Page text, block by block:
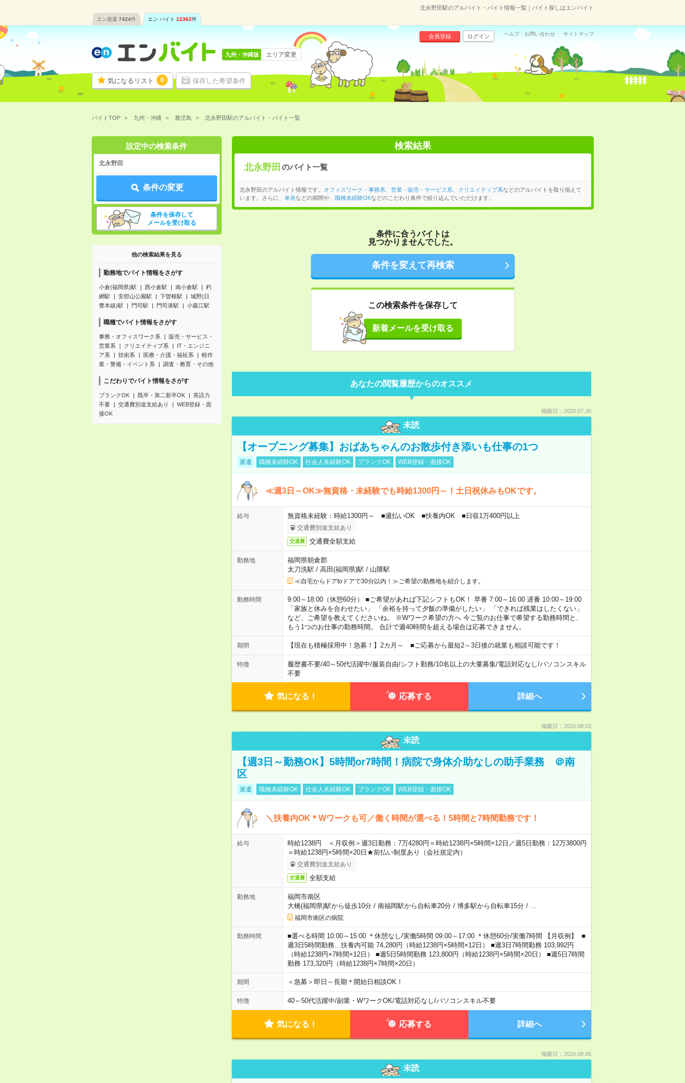
北永野田駅のアルバイト・バイト情報一覧｜バイト探しはエンバイト
エン派遣 7424件 エン バイト 12362件
気になるリスト 0 保存した希望条件
会員登録 ログイン ヘルプ・お問い合わせ サイトマップ
九州・沖縄版 エリア変更
バイトTOP 九州・沖縄 鹿児島 北永野田駅のアルバイト・バイト一覧
設定中の検索条件
北永野田
条件の変更
条件を保存して
メールを受け取る
他の検索結果を見る
勤務地でバイト情報をさがす
小倉(福岡県)駅 西小倉駅 南小倉駅
朽
網駅
安部山公園駅 下曽根駅
城野(日
豊本線)駅
門司駅 門司港駅 小森江駅
職種でバイト情報をさがす
事務・オフィスワーク系
販売・サービス・
営業系
クリエイティブ系
IT・エンジニ
ア系
技術系 医療・介護・福祉系
軽作
業・警備・イベント系
調査・教育・その他
こだわりでバイト情報をさがす
ブランクOK 既卒・第二新卒OK
英語力
不要
交通費別途支給あり
WEB登録・面
接OK
検索結果
北永野田 のバイト一覧
北永野田のアルバイト情報です。 オフィスワーク・事務系 営業・販売・サービス系 クリエイティブ系などのアルバイトを取り揃えて
います。さらに、
単発などの期間や、 職種未経験OKなどのこだわり条件で絞り込んでいただけます。
条件に合うバイトは
見つかりませんでした。
条件を変えて再検索
この検索条件を保存して
新着メールを受け取る
あなたの閲覧履歴からのオススメ
掲載日：2026.07.30
未読
【オープニング募集】おばあちゃんのお散歩付き添いも仕事の1つ
派遣 職種未経験OK 社会人未経験OK ブランクOK WEB登録・面接OK
≪週3日～OK≫無資格・未経験でも時給1300円～！土日祝休みもOKです。
給与 無資格未経験：時給1300円～ ■週払いOK ■扶養内OK ■日収1万400円以上
交通費別途支給あり
交通費 交通費全額支給
勤務地
福岡県朝倉郡
太刀洗駅 / 高田(福岡県)駅 / 山隈駅
≪自宅からドアtoドアで30分以内！≫ご希望の勤務地を紹介します。
勤務時間
9:00～18:00（休憩60分） ■ご希望があれば下記シフトもOK！ 早番 7:00～16:00 遅番 10:00～19:00
「家族と休みを合わせたい」 「余裕を持って夕飯の準備がしたい」 「できれば残業はしたくない」
など、ご希望を教えてくださいね。 ※Wワーク希望の方へ 今ご覧のお仕事で希望する勤務時間と、
もう1つのお仕事の勤務時間。 合計で週40時間を超える場合は応募できません。
期間 【現在も積極採用中！急募！】2カ月～ ■ご応募から最短2～3日後の就業も相談可能です！
特徴 履歴書不要/40～50代活躍中/服装自由/シフト勤務/10名以上の大量募集/電話対応なし/パソコンスキル
不要
気になる！ 応募する 詳細へ
掲載日：2026.08.03
未読
【週3日～勤務OK】5時間or7時間！病院で身体介助なしの助手業務 ＠南
区
派遣 職種未経験OK 社会人未経験OK ブランクOK WEB登録・面接OK
＼扶養内OK＊Wワークも可／働く時間が選べる！5時間と7時間勤務です！
給与
時給1238円 ＜月収例＞週3日勤務：7万4280円＝時給1238円×5時間×12日／週5日勤務：12万3800円
＝時給1238円×5時間×20日★前払い制度あり（会社規定内）
交通費別途支給あり
交通費 全額支給
勤務地
福岡市南区
大橋(福岡県)駅から徒歩10分/ 南福岡駅から自転車20分/ 博多駅から自転車15分/
福岡市南区の病院
勤務時間
■選べる時間 10:00～15:00 ＊休憩なし/実働5時間 09:00～17:00 ＊休憩60分/実働7時間 【月収例】 ■
週3日5時間勤務…扶養内可能 74,280円（時給1238円×5時間×12日） ■週3日7時間勤務 103,992円
（時給1238円×7時間×12日） ■週5日5時間勤務 123,800円（時給1238円×5時間×20日） ■週5日7時間
勤務 173,320円（時給1238円×7時間×20日）
期間 ＜急募＞即日～長期＊開始日相談OK！
特徴 40～50代活躍中/副業・WワークOK/電話対応なし/パソコンスキル不要
気になる！ 応募する 詳細へ
掲載日：2026.08.06
未読